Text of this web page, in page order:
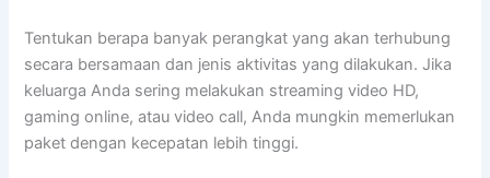
Tentukan berapa banyak perangkat yang akan terhubung
secara bersamaan dan jenis aktivitas yang dilakukan. Jika
keluarga Anda sering melakukan streaming video HD,
gaming online, atau video call, Anda mungkin memerlukan
paket dengan kecepatan lebih tinggi.